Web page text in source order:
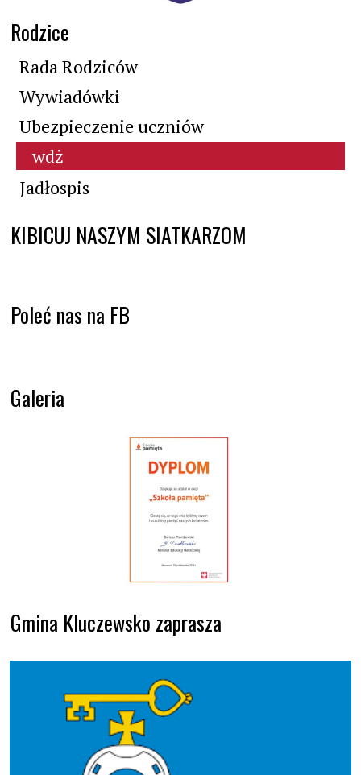
Rodzice
Rada Rodziców
Wywiadówki
Ubezpieczenie uczniów
wdż
Jadłospis
KIBICUJ NASZYM SIATKARZOM
Poleć nas na FB
Galeria
Gmina Kluczewsko zaprasza